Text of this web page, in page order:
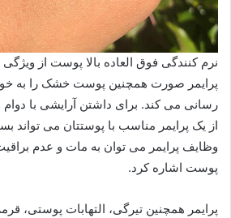
نرم کنندگی فوق العاده بالا پوست از
پرایمر صورت همچنین پوست خشک را به
رسانی می کند. برای داشتن آرایشی با دوام
از یک پرایمر مناسب با پوستتان می تواند
وظایف پرایمر می توان به مات و عدم
پوست اشاره کرد.
پرایمر همچنین تیرگی، التهابات پوستی،